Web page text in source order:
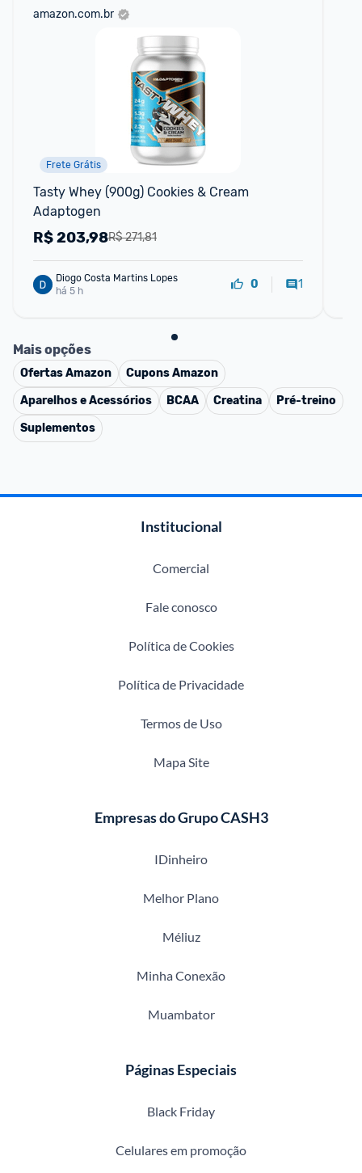
amazon.com.br
Frete Grátis
Tasty Whey (900g) Cookies & Cream
Adaptogen
R$ 271,81
R$203,98
Diogo Costa Martins Lopes
há 5 h
0 1
Mais opções
OfertasAmazon CuponsAmazon
Aparelhos e Acessórios
BCAA Creatina
Pré-treino
Suplementos
Institucional
Comercial
Fale conosco
Política de Cookies
Política de Privacidade
Termos de Uso
Mapa Site
Empresas do Grupo CASH3
IDinheiro
Melhor Plano
Méliuz
Minha Conexão
Muambator
Páginas Especiais
Black Friday
Celulares em promoção